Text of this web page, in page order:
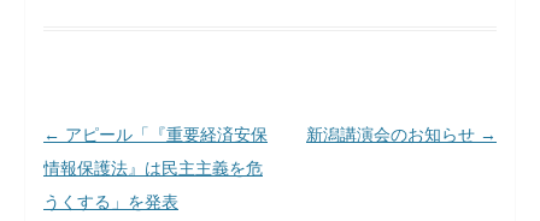
投稿ナビゲーション
← アピール「『重要経済安保
情報保護法』は民主主義を危
うくする」を発表
新潟講演会のお知らせ →